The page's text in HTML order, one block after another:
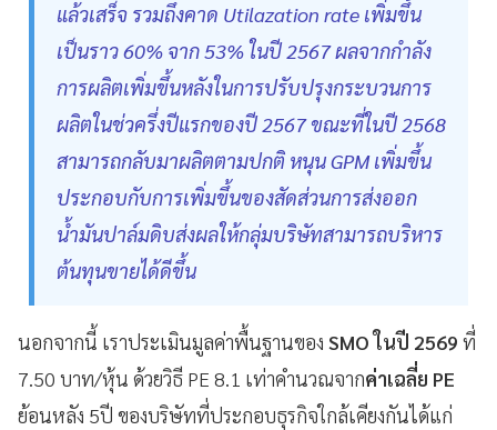
แล้วเสร็จ รวมถึงคาด Utilazation rate เพิ่มขึ้น
เป็นราว 60% จาก 53% ในปี 2567 ผลจากกำลัง
การผลิตเพิ่มขึ้นหลังในการปรับปรุงกระบวนการ
ผลิตในช่วครึ่งปีแรกของปี 2567 ขณะที่ในปี 2568
สามารถกลับมาผลิตตามปกติ หนุน GPM เพิ่มขึ้น
ประกอบกับการเพิ่มขึ้นของสัดส่วนการส่งออก
น้ำมันปาล์มดิบส่งผลให้กลุ่มบริษัทสามารถบริหาร
ต้นทุนขายได้ดีขึ้น
นอกจากนี้ เราประเมินมูลค่าพื้นฐานของ SMO ในปี 2569 ที่
7.50 บาท/หุ้น ด้วยวิธี PE 8.1 เท่าคำนวณจากค่าเฉลี่ย PE
ย้อนหลัง 5ปี ของบริษัทที่ประกอบธุรกิจใกล้เคียงกันได้แก่